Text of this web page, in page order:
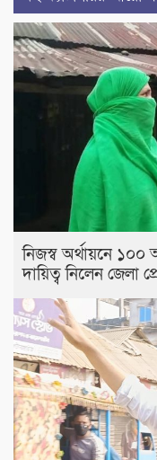
নিজস্ব অর্থায়নে ১০০
দায়িত্ব নিলেন জেলা